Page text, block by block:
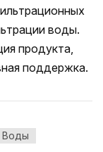
воды.
продукта,
поддержка.
Воды